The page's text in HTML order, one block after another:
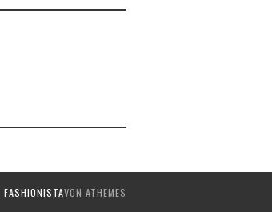
FASHIONISTAVON ATHEMES